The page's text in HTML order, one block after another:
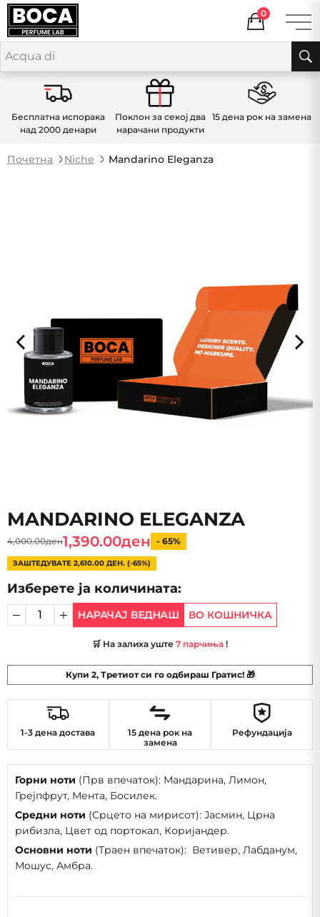
0
Бесплатна испорака
над 2000 денари
Поклон за секој два
нарачани продукти
15 дена рок на замена
Почетна Niche Mandarino Eleganza
MANDARINO ELEGANZA
4,000.00ден1,390.00ден - 65%
ЗАШТЕДУВАТЕ 2,610.00 ДЕН. (-65%)
Изберете ја количината:
НАРАЧАЈ ВЕДНАШ ВО КОШНИЧКА
🛒 На залиха уште 7 парчиња !
Купи 2, Третиот си го одбираш Гратис! 🎁
1-3 дена достава
15 дена рок на
замена
Рефундација
Горни ноти (Прв впечаток): Мандарина, Лимон,
Грејпфрут, Мента, Босилек.
Средни ноти (Срцето на мирисот): Јасмин, Црна
рибизла, Цвет од портокал, Коријандер.
Основни ноти (Траен впечаток): Ветивер, Лабданум,
Мошус, Амбра.